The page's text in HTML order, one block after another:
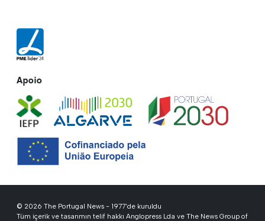
Apoio
© 2026 The Portugal News - 1977'de kuruldu
Tüm içerik ve tasarımın telif hakkı Anglopress Lda ve The News Group of